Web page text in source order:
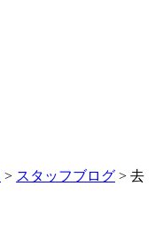
> スタッフブログ > 去